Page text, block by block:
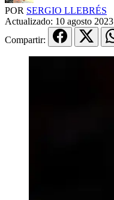
POR SERGIO LLEBRÉS
Actualizado: 10 agosto 2023
Compartir: